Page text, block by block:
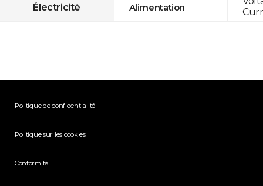
Électricité Alimentation
Politique de confidentialité
Politique sur les cookies
Conformité